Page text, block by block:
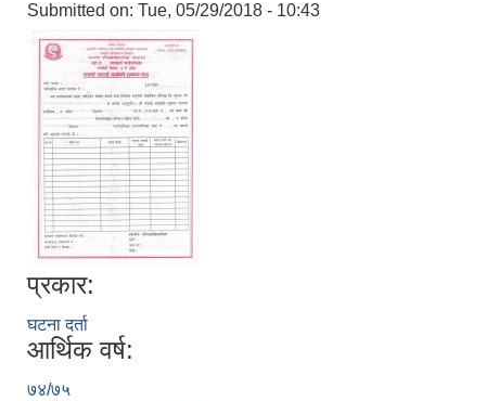
Submitted on: Tue, 05/29/2018 - 10:43
प्रकार:
घटना दर्ता
आर्थिक वर्ष:
७४/७५